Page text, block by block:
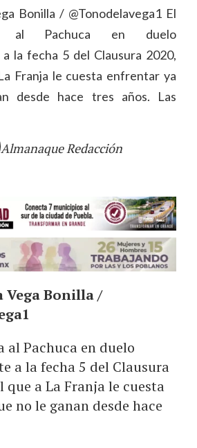
Bonilla / @Tonodelavega1 El
al Pachuca en duelo
la fecha 5 del Clausura 2020,
Franja le cuesta enfrentar ya
desde hace tres años. Las
Almanaque Redacción
Bonilla /
al Pachuca en duelo
a la fecha 5 del Clausura
que a La Franja le cuesta
no le ganan desde hace